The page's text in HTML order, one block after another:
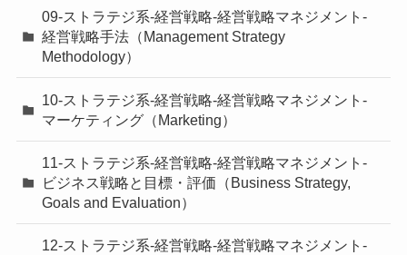
09-ストラテジ系-経営戦略-経営戦略マネジメント-
経営戦略手法（Management Strategy
Methodology）
10-ストラテジ系-経営戦略-経営戦略マネジメント-
マーケティング（Marketing）
11-ストラテジ系-経営戦略-経営戦略マネジメント-
ビジネス戦略と目標・評価（Business Strategy,
Goals and Evaluation）
12-ストラテジ系-経営戦略-経営戦略マネジメント-